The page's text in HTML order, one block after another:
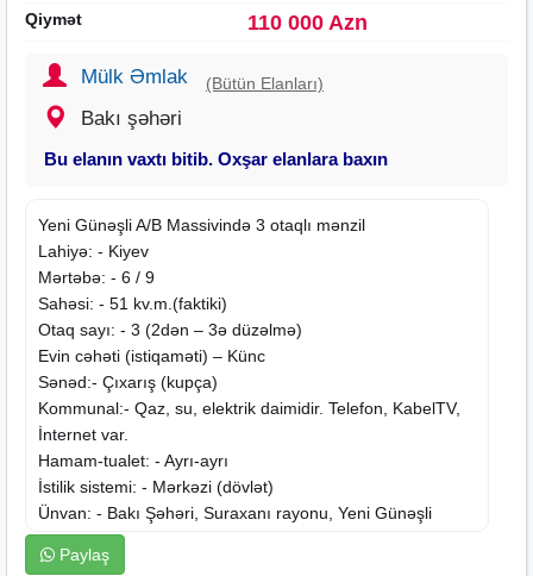
Qiymət
110 000 Azn
Mülk Əmlak (Bütün Elanları)
Bakı şəhəri
Bu elanın vaxtı bitib. Oxşar elanlara baxın
Yeni Günəşli A/B Massivində 3 otaqlı mənzil
Lahiyə: - Kiyev
Mərtəbə: - 6 / 9
Sahəsi: - 51 kv.m.(faktiki)
Otaq sayı: - 3 (2dən – 3ə düzəlmə)
Evin cəhəti (istiqaməti) – Künc
Sənəd:- Çıxarış (kupça)
Kommunal:- Qaz, su, elektrik daimidir. Telefon, KabelTV,
İnternet var.
Hamam-tualet: - Ayrı-ayrı
İstilik sistemi: - Mərkəzi (dövlət)
Ünvan: - Bakı Şəhəri, Suraxanı rayonu, Yeni Günəşli
qəsəbəsi, A/B Massivi
Yaxınlıqda: - Bravo market
Paylaş